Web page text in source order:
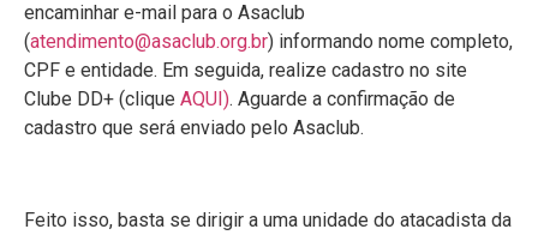
encaminhar e-mail para o Asaclub
(atendimento@asaclub.org.br) informando nome completo,
CPF e entidade. Em seguida, realize cadastro no site
Clube DD+ (clique AQUI). Aguarde a confirmação de
cadastro que será enviado pelo Asaclub.
Feito isso, basta se dirigir a uma unidade do atacadista da